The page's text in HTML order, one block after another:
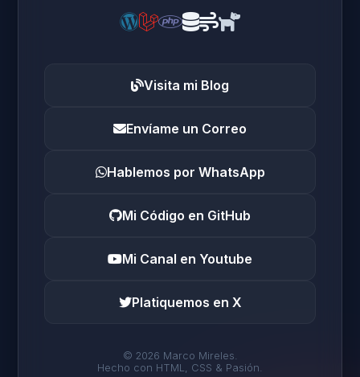
Visita mi Blog
Envíame un Correo
Hablemos por WhatsApp
Mi Código en GitHub
Mi Canal en Youtube
Platiquemos en X
© 2026 Marco Mireles.
Hecho con HTML, CSS & Pasión.